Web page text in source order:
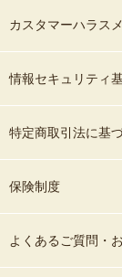
カスタマーハラス
情報セキュリティ
特定商取引法に基
保険制度
よくあるご質問・